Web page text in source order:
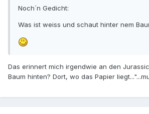
Noch´n Gedicht:
Was ist weiss und schaut hinter nem
Das erinnert mich irgendwie an den
Baum hinten? Dort, wo das Papier